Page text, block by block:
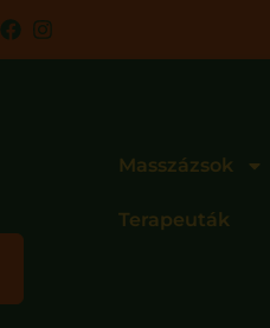
Masszázsok
Terapeuták